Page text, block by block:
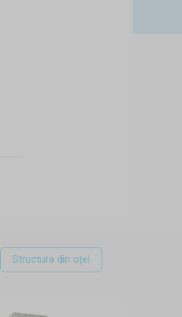
La
Structura din oțel